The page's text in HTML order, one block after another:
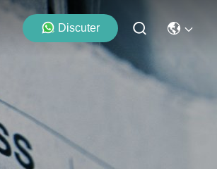
Discuter